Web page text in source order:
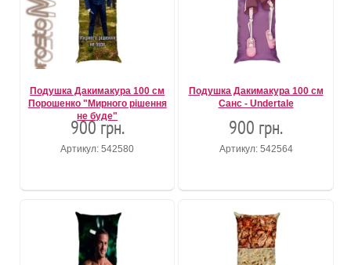
Подушка Дакимакура 100 см
Порошенко "Мирного рішення
не буде"
900 грн.
Артикул: 542580
Подушка Дакимакура 100 см
Санс - Undertale
900 грн.
Артикул: 542564